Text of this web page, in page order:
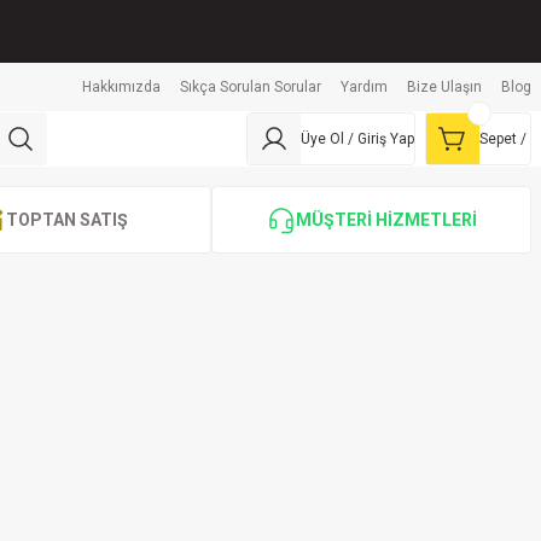
Hakkımızda Sıkça Sorulan Sorular Yardım Bize Ulaşın Blog
Üye Ol / Giriş Yap Sepet /
TOPTAN SATIŞ MÜŞTERİ HİZMETLERİ